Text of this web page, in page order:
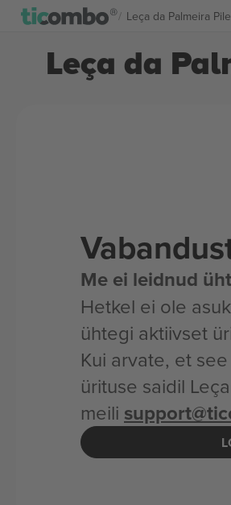
Leça da Palmeira
Leça da
Me ei leidnud
Hetkel ei ole
ühtegi aktiivset
Kui arvate, et
ürituse saidil
meili